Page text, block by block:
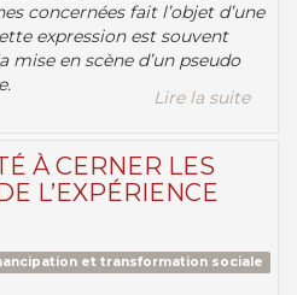
concernées fait l’objet d’une
expression est souvent
en scène d’un pseudo
Lire la suite
À CERNER LES
L’EXPÉRIENCE
et transformation sociale